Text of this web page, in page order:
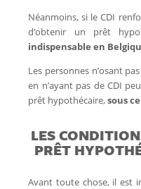
Néanmoins, si le CDI
d’obtenir un prêt
indispensable en
Les personnes n’osant
en n’ayant pas de CDI
prêt hypothécaire,sous
LES
PRÊT
Avant toute chose, il est